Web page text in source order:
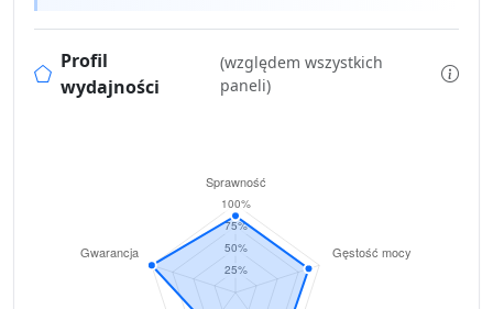
Profil
wydajności
(względem wszystkich
paneli)